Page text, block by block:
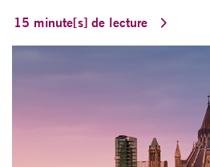
15 minute[s] de lecture